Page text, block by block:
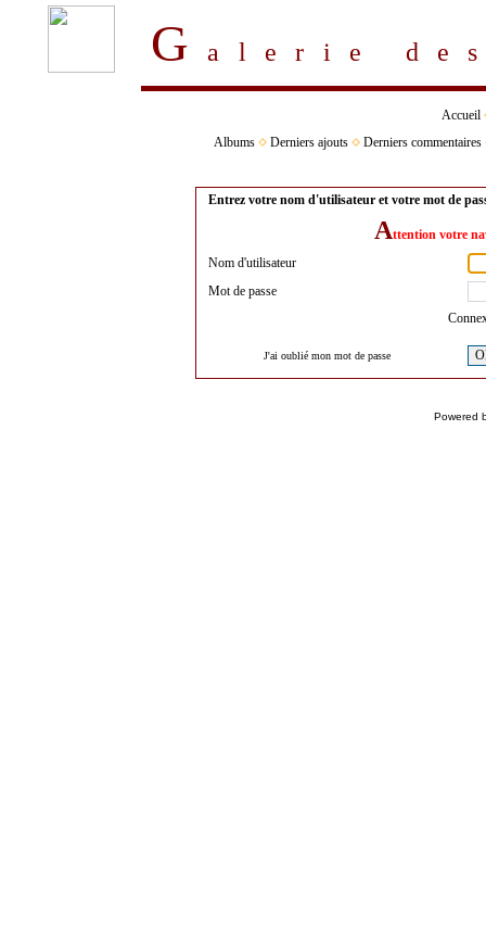
Galerie
Accueil
Albums
Derniers ajouts Derniers commentaires
Entrez votre nom d'utilisateur et votre mot de
Attention votre
Nom d'utilisateur
Mot de passe
J'ai oublié mon mot de passe
Powered